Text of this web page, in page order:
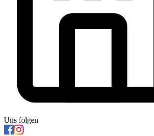
Uns folgen